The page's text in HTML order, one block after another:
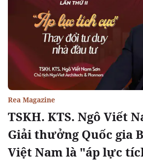
TSKH. KTS. Ngô Viết
Giải thưởng Quốc gia
Việt Nam là "áp lực
Rea Magazine